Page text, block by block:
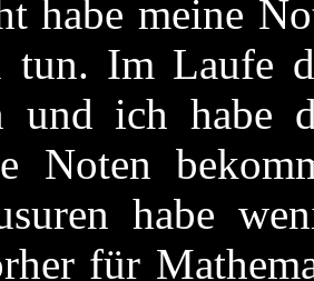
habe meine
tun. Im Laufe
und ich habe
Noten
habe
für